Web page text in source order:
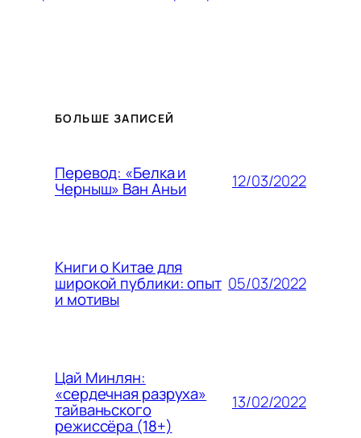
БОЛЬШЕ ЗАПИСЕЙ
Перевод: «Белка и
Черныш» Ван Аньи 12/03/2022
Книги о Китае для
широкой публики: опыт
и мотивы
05/03/2022
Цай Минлян:
«сердечная разруха»
тайваньского
режиссёра (18+)
13/02/2022